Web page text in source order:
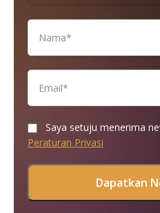
Saya setuju menerima
Peraturan Privasi